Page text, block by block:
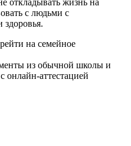
с людьми с
на семейное
из обычной школы и
онлайн‑аттестацией